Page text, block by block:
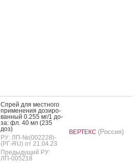
Спрей для мес­тно­го
при­мене­ния до­зиро­
ван­ный 0.255 мг/1 до­
за: фл. 40 мл (235
доз)
РУ: ЛП-№(002228)-
(РГ-RU) от 21.04.23
Предыдущий РУ:
ЛП-005218
ВЕРТЕКС (Россия)